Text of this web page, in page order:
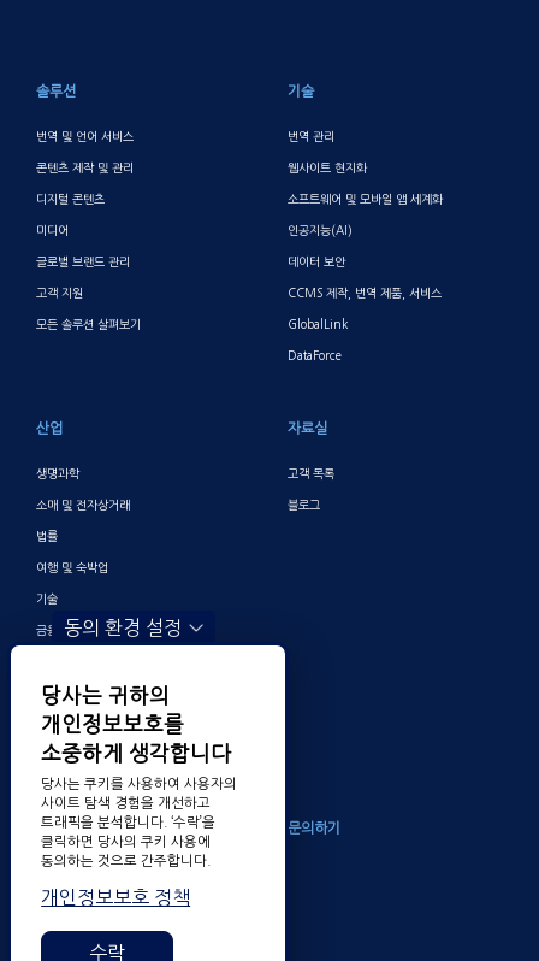
솔루션
번역 및 언어 서비스
콘텐츠 제작 및 관리
디지털 콘텐츠
미디어
글로벌 브랜드 관리
고객 지원
모든 솔루션 살펴보기
기술
번역 관리
웹사이트 현지화
소프트웨어 및 모바일 앱 세계화
인공지능(AI)
데이터 보안
CCMS 제작, 번역 제품, 서비스
GlobalLink
DataForce
산업
생명과학
소매 및 전자상거래
법률
여행 및 숙박업
기술
금융 및 뱅킹
엔터테인먼트
디지털 마케팅 및 광고
기타
자료실
고객 목록
블로그
회사소개
채용
수상 내역
문의하기
동의 환경 설정
당사는 귀하의
개인정보보호를
소중하게 생각합니다
당사는 쿠키를 사용하여 사용자의
사이트 탐색 경험을 개선하고
트래픽을 분석합니다. ‘수락’을
클릭하면 당사의 쿠키 사용에
동의하는 것으로 간주합니다.
개인정보보호 정책
수락